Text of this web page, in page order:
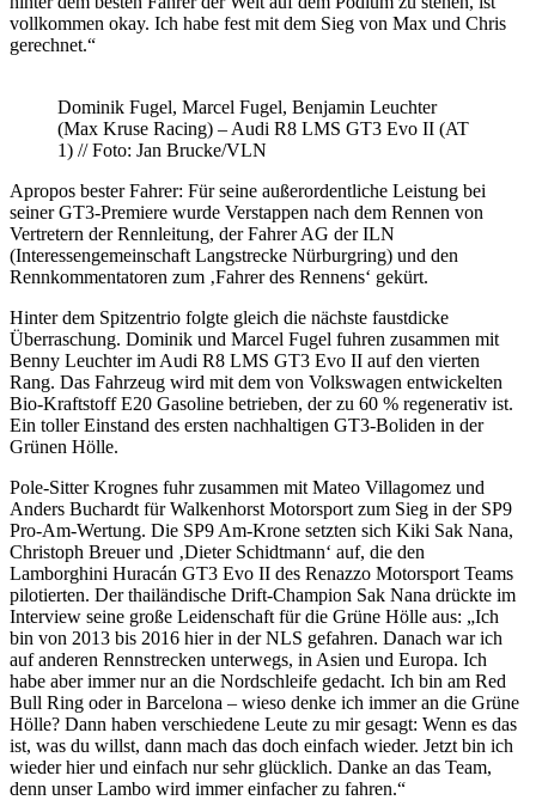
vollkommen okay. Ich habe fest mit dem Sieg von Max und Chris
gerechnet.“
Dominik Fugel, Marcel Fugel, Benjamin Leuchter
(Max Kruse Racing) – Audi R8 LMS GT3 Evo II (AT
1) // Foto: Jan Brucke/VLN
Apropos bester Fahrer: Für seine außerordentliche Leistung bei
seiner GT3-Premiere wurde Verstappen nach dem Rennen von
Vertretern der Rennleitung, der Fahrer AG der ILN
(Interessengemeinschaft Langstrecke Nürburgring) und den
Rennkommentatoren zum ‚Fahrer des Rennens‘ gekürt.
Hinter dem Spitzentrio folgte gleich die nächste faustdicke
Überraschung. Dominik und Marcel Fugel fuhren zusammen mit
Benny Leuchter im Audi R8 LMS GT3 Evo II auf den vierten
Rang. Das Fahrzeug wird mit dem von Volkswagen entwickelten
Bio-Kraftstoff E20 Gasoline betrieben, der zu 60 % regenerativ ist.
Ein toller Einstand des ersten nachhaltigen GT3-Boliden in der
Grünen Hölle.
Pole-Sitter Krognes fuhr zusammen mit Mateo Villagomez und
Anders Buchardt für Walkenhorst Motorsport zum Sieg in der SP9
Pro-Am-Wertung. Die SP9 Am-Krone setzten sich Kiki Sak Nana,
Christoph Breuer und ‚Dieter Schidtmann‘ auf, die den
Lamborghini Huracán GT3 Evo II des Renazzo Motorsport Teams
pilotierten. Der thailändische Drift-Champion Sak Nana drückte im
Interview seine große Leidenschaft für die Grüne Hölle aus: „Ich
bin von 2013 bis 2016 hier in der NLS gefahren. Danach war ich
auf anderen Rennstrecken unterwegs, in Asien und Europa. Ich
habe aber immer nur an die Nordschleife gedacht. Ich bin am Red
Bull Ring oder in Barcelona – wieso denke ich immer an die Grüne
Hölle? Dann haben verschiedene Leute zu mir gesagt: Wenn es das
ist, was du willst, dann mach das doch einfach wieder. Jetzt bin ich
wieder hier und einfach nur sehr glücklich. Danke an das Team,
denn unser Lambo wird immer einfacher zu fahren.“